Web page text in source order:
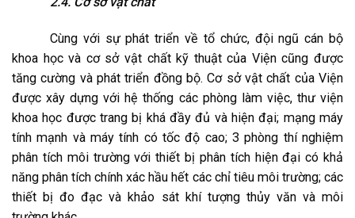
Cùng với sự phát triển về tổ chức, đội ngũ cán bộ
khoa học và cơ sở vật chất kỹ thuật của Viện cũng được
tăng cường và phát triển đồng bộ. Cơ sở vật chất của Viện
được xây dựng với hệ thống các phòng làm việc, thư viện
khoa học được trang bị khá đầy đủ và hiện đại; mạng máy
tính mạnh và máy tính có tốc độ cao; 3 phòng thí nghiệm
phân tích môi trường với thiết bị phân tích hiện đại có khả
năng phân tích chính xác hầu hết các chỉ tiêu môi trường; các
thiết bị đo đạc và khảo sát khí tượng thủy văn và môi